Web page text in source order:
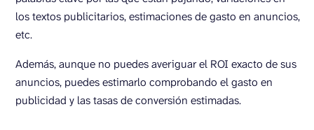
los textos publicitarios, estimaciones de gasto en anuncios,
etc.
Además, aunque no puedes averiguar el ROI exacto de sus
anuncios, puedes estimarlo comprobando el gasto en
publicidad y las tasas de conversión estimadas.